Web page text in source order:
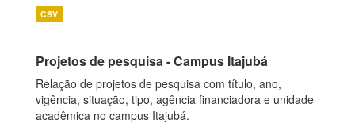
CSV
Projetos de pesquisa - Campus Itajubá
Relação de projetos de pesquisa com título, ano,
vigência, situação, tipo, agência financiadora e unidade
acadêmica no campus Itajubá.